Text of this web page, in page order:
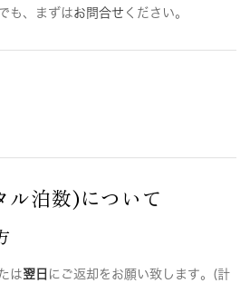
も、まずはお問合せ ください。
ル泊数)について
は翌日 にご返却をお願い致します。(計